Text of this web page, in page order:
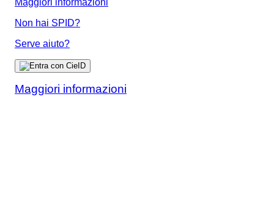
Maggiori informazioni
Non hai SPID?
Serve aiuto?
Maggiori informazioni